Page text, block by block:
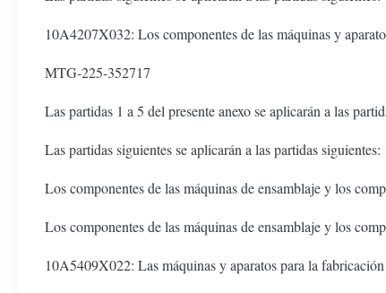
10A4207X032: Los componentes de las máquinas y
MTG-225-352717
Las partidas 1 a 5 del presente anexo se aplicarán a las
Las partidas siguientes se aplicarán a las partidas siguientes:
Los componentes de las máquinas de ensamblaje y los
Los componentes de las máquinas de ensamblaje y los
10A5409X022: Las máquinas y aparatos para la